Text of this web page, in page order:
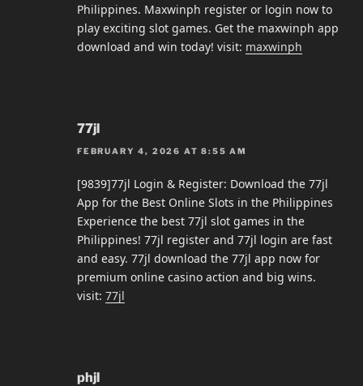
Philippines. Maxwinph register or login now to
play exciting slot games. Get the maxwinph app
download and win today! visit: maxwinph
77jl
FEBRUARY 4, 2026 AT 8:55 AM
[9839]77jl Login & Register: Download the 77jl
App for the Best Online Slots in the Philippines
Experience the best 77jl slot games in the
Philippines! 77jl register and 77jl login are fast
and easy. 77jl download the 77jl app now for
premium online casino action and big wins.
visit: 77jl
phjl